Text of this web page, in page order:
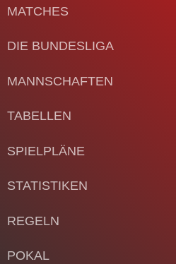
MATCHES
DIE BUNDESLIGA
MANNSCHAFTEN
TABELLEN
SPIELPLÄNE
STATISTIKEN
REGELN
POKAL